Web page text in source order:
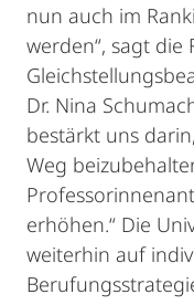
nun auch im
werden“, sagt die
Dr. Nina
bestärkt uns
Weg
erhöhen.“ Die
weiterhin auf